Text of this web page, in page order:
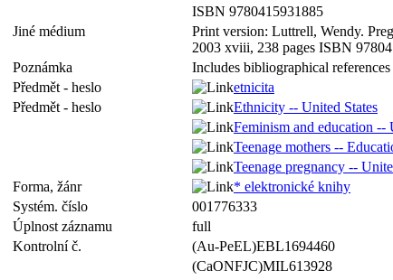
ISBN 9780415931885
Jiné médium
Print version: Luttrell, Wendy.
2003 xviii, 238 pages ISBN
Poznámka
Includes bibliographical
Předmět - heslo
etnicita
Předmět - heslo
Ethnicity -- United States
Feminism and education --
Teenage mothers --
Teenage pregnancy --
Forma, žánr
* elektronické knihy
Systém. číslo
001776333
Úplnost záznamu
full
Kontrolní č.
(Au-PeEL)EBL1694460
(CaONFJC)MIL613928